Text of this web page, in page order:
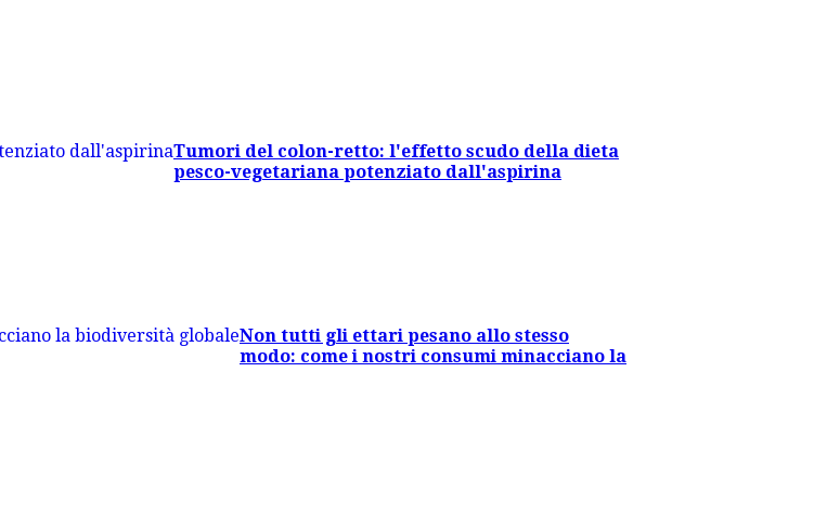
Tumori del colon-retto: l'effetto scudo della dieta
pesco-vegetariana potenziato dall'aspirina
Non tutti gli ettari pesano allo stesso
modo: come i nostri consumi minacciano la